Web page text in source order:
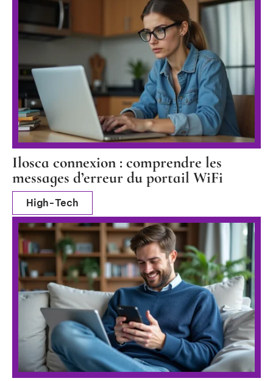
Ilosca connexion : comprendre les
messages d’erreur du portail WiFi
High-Tech